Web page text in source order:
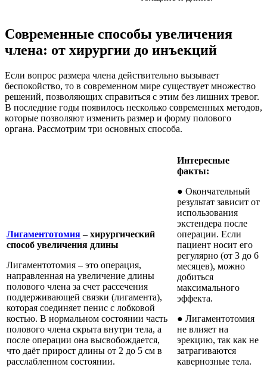
Современные способы увеличения
члена: от хирургии до инъекций
Если вопрос размера члена действительно вызывает
беспокойство, то в современном мире существует множество
решений, позволяющих справиться с этим без лишних тревог.
В последние годы появилось несколько современных методов,
которые позволяют изменить размер и форму полового
органа. Рассмотрим три основных способа.
Лигаментотомия– хирургический
способ увеличения длины
Лигаментотомия – это операция,
направленная на увеличение длины
полового члена за счет рассечения
поддерживающей связки (лигамента),
которая соединяет пенис с лобковой
костью. В нормальном состоянии часть
полового члена скрыта внутри тела, а
после операции она высвобождается,
что даёт прирост длины от 2 до 5 см в
расслабленном состоянии.
Интересные
факты:
● Окончательный
результат зависит от
использования
экстендера после
операции. Если
пациент носит его
регулярно (от 3 до 6
месяцев), можно
добиться
максимального
эффекта.
● Лигаментотомия
не влияет на
эрекцию, так как не
затрагиваются
кавернозные тела.